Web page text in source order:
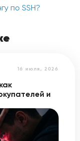
по SSH?
16 июля, 2026
и